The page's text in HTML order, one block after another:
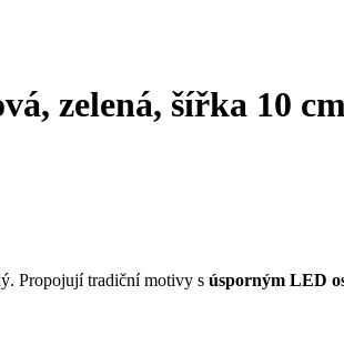
zelená, šířka 10
Propojují tradiční motivy s úsporným LED